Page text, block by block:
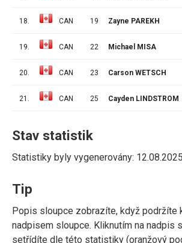
18. CAN 19 Zayne PAREKH
19. CAN 22 Michael MISA
20. CAN 23 Carson WETSCH
21. CAN 25 Cayden LINDSTROM
Stav statistik
Statistiky byly vygenerovány:
Tip
Popis sloupce zobrazíte, když podržíte
nadpisem sloupce. Kliknutím na nadpis
setřídíte dle této statistiky (oranžový